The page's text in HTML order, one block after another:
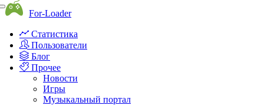
Toggle
navigation
For-Loader
Статистика
Пользователи
Блог
Прочее
Новости
Игры
Музыкальный портал